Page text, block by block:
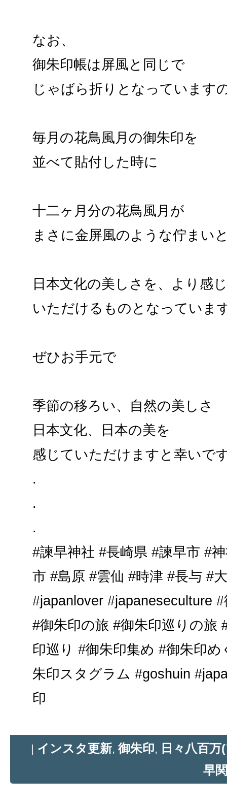
なお、
御朱印帳は屏風と同じで
じゃばら折りとなっています
毎月の花鳥風月の御朱印を
並べて貼付した時に
十二ヶ月分の花鳥風月が
まさに金屏風のような佇まい
日本文化の美しさを、より感
いただけるものとなっていま
ぜひお手元で
季節の移ろい、自然の美しさ
日本文化、日本の美を
感じていただけますと幸いで
.
.
.
#諫早神社 #長崎県 #諫早市 #
市 #島原 #雲仙 #時津 #長与 #
#japanlover #japaneseculture
#御朱印の旅 #御朱印巡りの旅
印巡り #御朱印集め #御朱印
朱印スタグラム #goshuin
印
インスタ更新, 御朱印, 日々八百万
早